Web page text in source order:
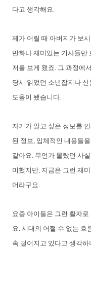
다고 생각해요.
제가 어릴 때 아버지가 보
만화나 재미있는 기사들만
저를 보게 됐죠. 그 과정에
당시 읽었던 소년잡지나
도움이 됐습니다.
자기가 알고 싶은 정보를
된 정보, 입체적인 내용들
같아요. 무언가 몰랐던 사
미했지만, 지금은 그런 재
더라구요.
요즘 아이들은 그런 활자
요. 시대의 어쩔 수 없는 흐
속 떨어지고 있다고 생각